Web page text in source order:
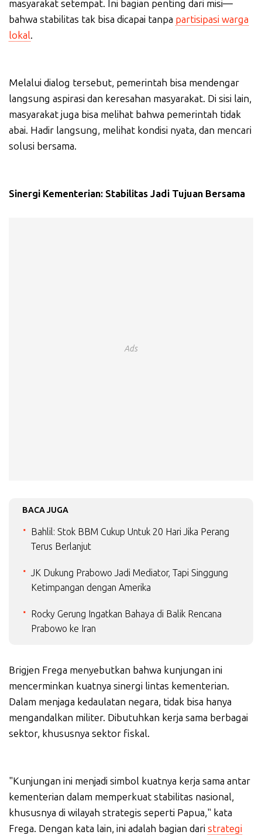
masyarakat setempat. Ini bagian penting dari misi—
bahwa stabilitas tak bisa dicapai tanpa partisipasi warga
lokal.
Melalui dialog tersebut, pemerintah bisa mendengar
langsung aspirasi dan keresahan masyarakat. Di sisi lain,
masyarakat juga bisa melihat bahwa pemerintah tidak
abai. Hadir langsung, melihat kondisi nyata, dan mencari
solusi bersama.
Sinergi Kementerian: Stabilitas Jadi Tujuan Bersama
Ads
BACA JUGA
Bahlil: Stok BBM Cukup Untuk 20 Hari Jika Perang
Terus Berlanjut
JK Dukung Prabowo Jadi Mediator, Tapi Singgung
Ketimpangan dengan Amerika
Rocky Gerung Ingatkan Bahaya di Balik Rencana
Prabowo ke Iran
Brigjen Frega menyebutkan bahwa kunjungan ini
mencerminkan kuatnya sinergi lintas kementerian.
Dalam menjaga kedaulatan negara, tidak bisa hanya
mengandalkan militer. Dibutuhkan kerja sama berbagai
sektor, khususnya sektor fiskal.
"Kunjungan ini menjadi simbol kuatnya kerja sama antar
kementerian dalam memperkuat stabilitas nasional,
khususnya di wilayah strategis seperti Papua," kata
Frega. Dengan kata lain, ini adalah bagian dari strategi